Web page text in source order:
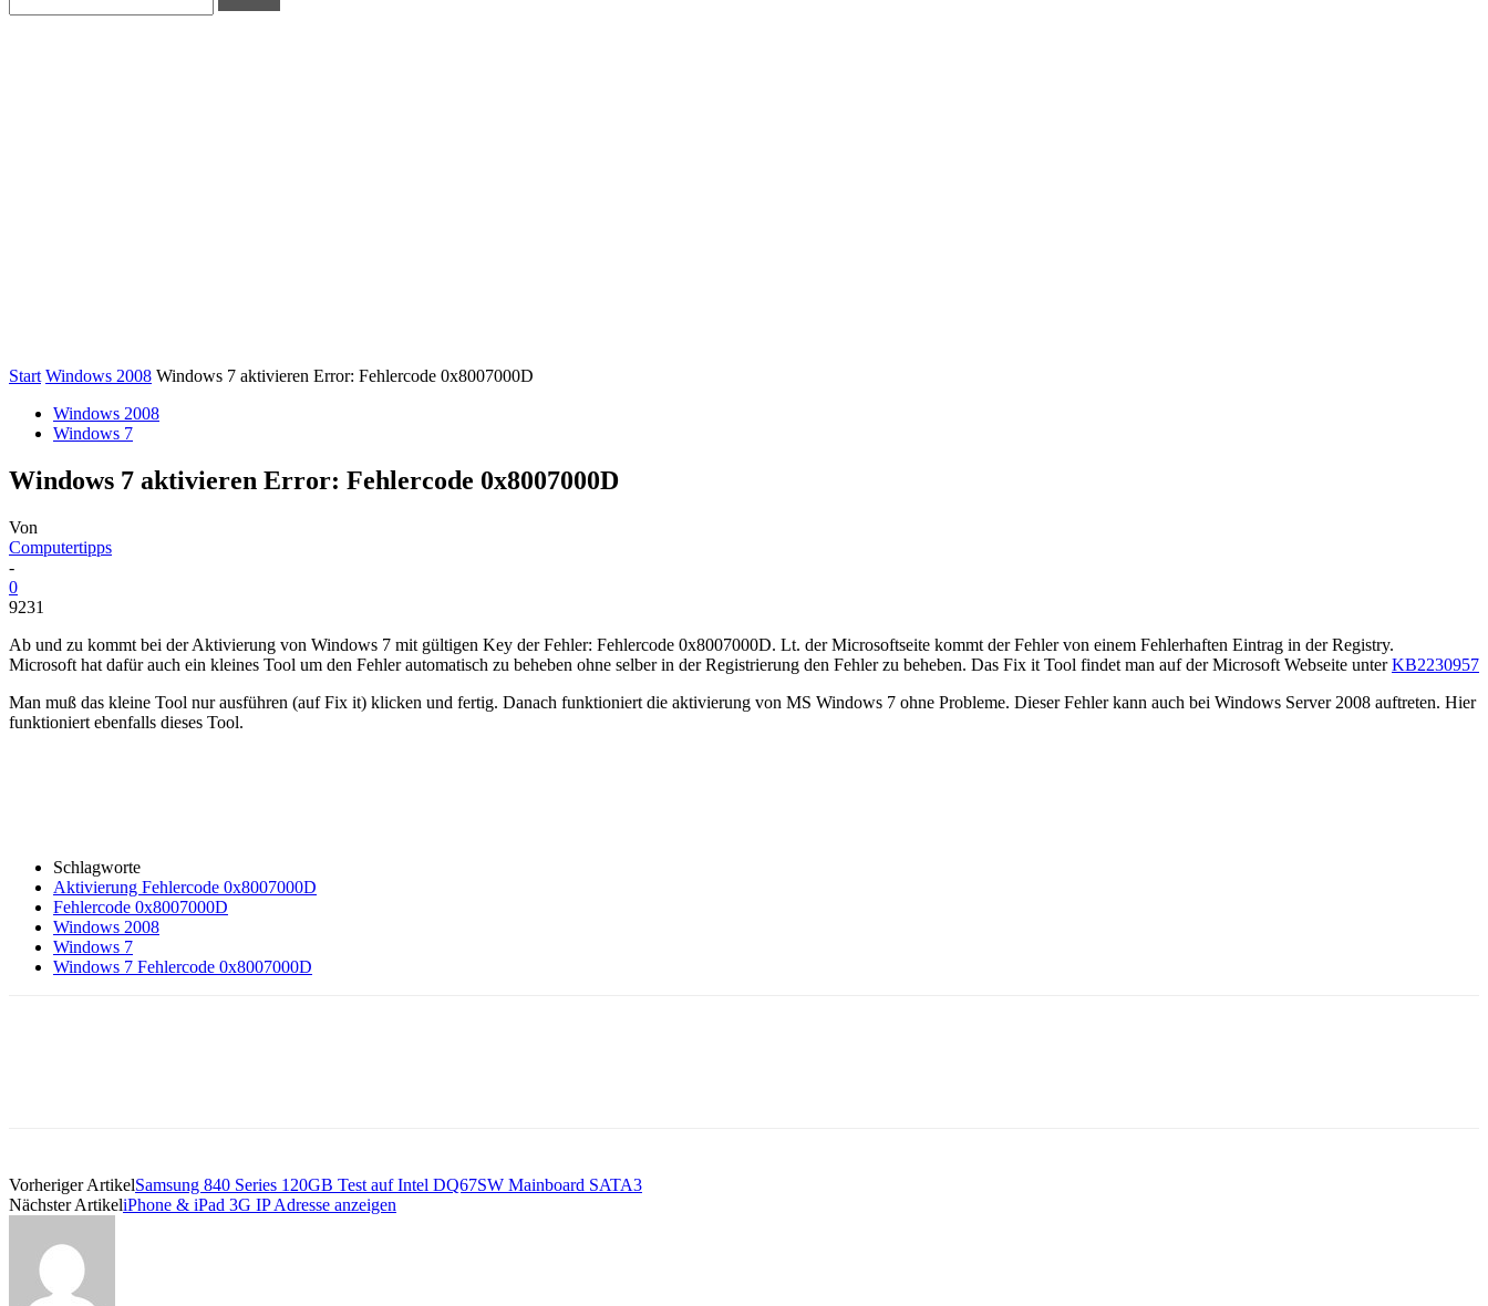
Start Windows 2008 Windows 7 aktivieren Error: Fehlercode 0x8007000D
Windows 2008
Windows 7
Windows 7 aktivieren Error: Fehlercode 0x8007000D
Von
Computertipps
-
0
9231
Ab und zu kommt bei der Aktivierung von Windows 7 mit gültigen Key der Fehler: Fehlercode 0x8007000D. Lt. der Microsoftseite kommt der Fehler von einem Fehlerhaften Eintrag in der Registry.
Microsoft hat dafür auch ein kleines Tool um den Fehler automatisch zu beheben ohne selber in der Registrierung den Fehler zu beheben. Das Fix it Tool findet man auf der Microsoft Webseite unterKB2230957
Man muß das kleine Tool nur ausführen (auf Fix it) klicken und fertig. Danach funktioniert die aktivierung von MS Windows 7 ohne Probleme. Dieser Fehler kann auch bei Windows Server 2008 auftreten. Hier
funktioniert ebenfalls dieses Tool.
Schlagworte
Aktivierung Fehlercode 0x8007000D
Fehlercode 0x8007000D
Windows 2008
Windows 7
Windows 7 Fehlercode 0x8007000D
Vorheriger ArtikelSamsung 840 Series 120GB Test auf Intel DQ67SW Mainboard SATA3
Nächster ArtikeliPhone & iPad 3G IP Adresse anzeigen